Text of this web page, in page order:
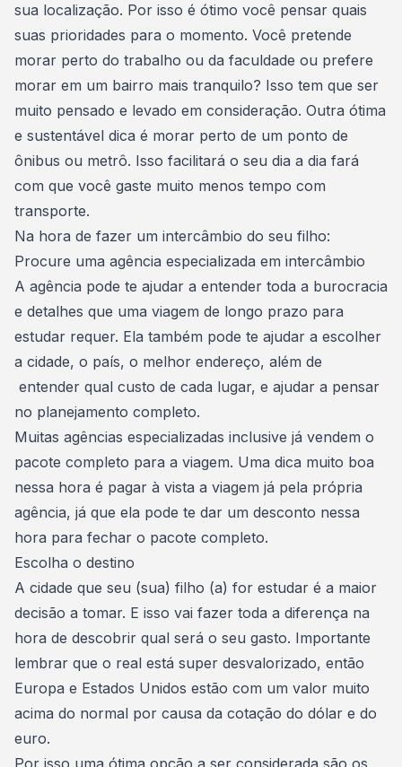
sua localização. Por isso é ótimo você pensar quais
suas prioridades para o momento. Você pretende
morar perto do trabalho ou da faculdade ou prefere
morar em um bairro mais tranquilo? Isso tem que ser
muito pensado e levado em consideração. Outra ótima
e sustentável dica é morar perto de um ponto de
ônibus ou metrô. Isso facilitará o seu dia a dia fará
com que você gaste muito menos tempo com
transporte.
Na hora de fazer um intercâmbio do seu filho:
Procure uma agência especializada em intercâmbio
A agência pode te ajudar a entender toda a burocracia
e detalhes que uma viagem de longo prazo para
estudar requer. Ela também pode te ajudar a escolher
a cidade, o país, o melhor endereço, além de
entender qual custo de cada lugar, e ajudar a pensar
no planejamento completo.
Muitas agências especializadas inclusive já vendem o
pacote completo para a viagem. Uma dica muito boa
nessa hora é pagar à vista a viagem já pela própria
agência, já que ela pode te dar um desconto nessa
hora para fechar o pacote completo.
Escolha o destino
A cidade que seu (sua) filho (a) for estudar é a maior
decisão a tomar. E isso vai fazer toda a diferença na
hora de descobrir qual será o seu gasto. Importante
lembrar que o real está super desvalorizado, então
Europa e Estados Unidos estão com um valor muito
acima do normal por causa da cotação do dólar e do
euro.
Por isso uma ótima opção a ser considerada são os